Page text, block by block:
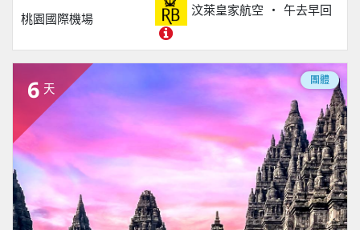
桃園國際機場
汶萊皇家航空 午去早回
6 天
團體